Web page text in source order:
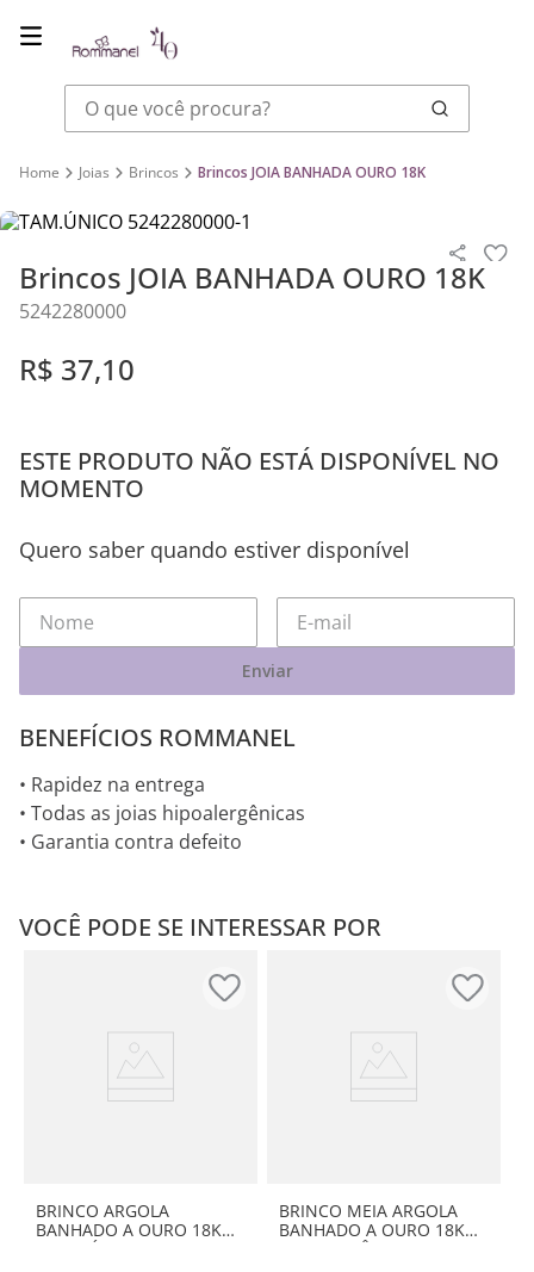
O que você procura?
Joias Brincos Brincos JOIA BANHADA OURO 18K
Brincos JOIA BANHADA OURO 18K
5242280000
R$ 37,10
ESTE PRODUTO NÃO ESTÁ DISPONÍVEL NO
MOMENTO
Quero saber quando estiver disponível
Enviar
BENEFÍCIOS ROMMANEL
• Rapidez na entrega
• Todas as joias hipoalergênicas
• Garantia contra defeito
VOCÊ PODE SE INTERESSAR POR
BRINCO ARGOLA
BANHADO A OURO 18K
COM PÉROLAS BARROCAS
BRINCO MEIA ARGOLA
BANHADO A OURO 18K
COM ZIRCÔNIAS